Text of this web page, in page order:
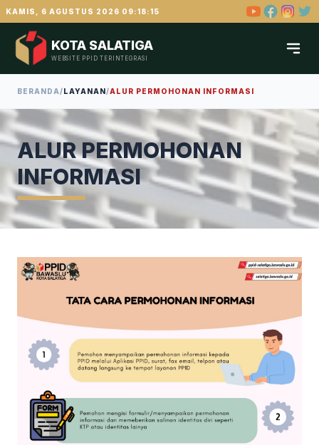
KAMIS, 6 AGUSTUS 2026 09:18:15
KOTA SALATIGA
WEBSITE PPID TERINTEGRASI
BERANDA/LAYANAN/ALUR PERMOHONAN INFORMASI
ALUR PERMOHONAN
INFORMASI